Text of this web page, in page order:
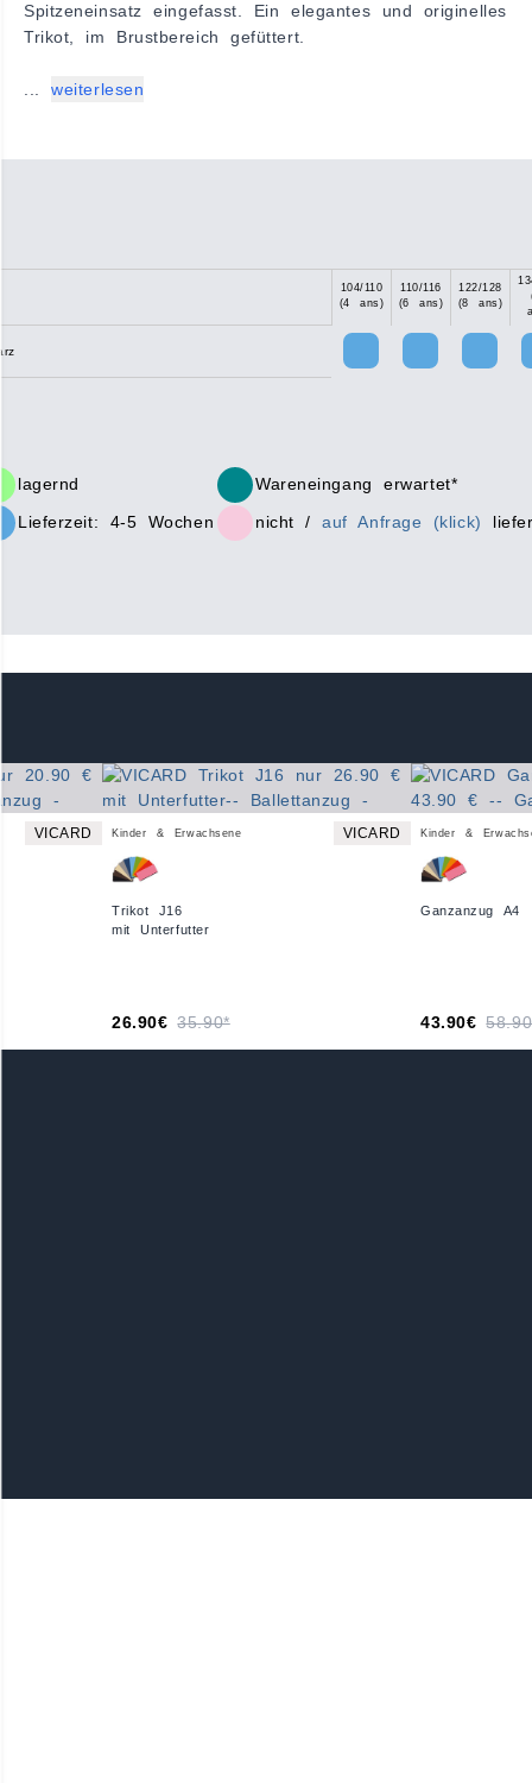
Spitzeneinsatz eingefasst. Ein elegantes und originelles
Trikot, im Brustbereich gefüttert.
...weiterlesen
104/110
(4 ans)
110/116
(6 ans)
122/128
(8 ans)
lagernd
Wareneingang erwartet*
Lieferzeit: 4-5 Wochen
nicht /auf Anfrage (klick)
VICARD Kinder & Erwachsene VICARD
Trikot J16
mit Unterfutter
26.90€ 35.90*
Kinder &
Ganzanzug A4
43.90€